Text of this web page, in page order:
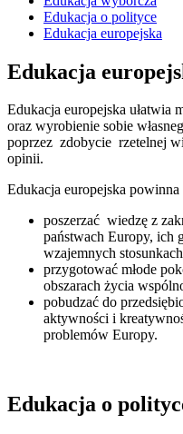
Edukacja o polityce
Edukacja europejska
Edukacja
Edukacja europejska ułatwia
oraz wyrobienie sobie
poprzez zdobycie rzetelnej
opinii.
Edukacja europejska powinna
poszerzać wiedzę z
państwach Europy, ich
wzajemnych
przygotować młode
obszarach życia
pobudzać do
aktywności i
problemów Europy.
Edukacja o